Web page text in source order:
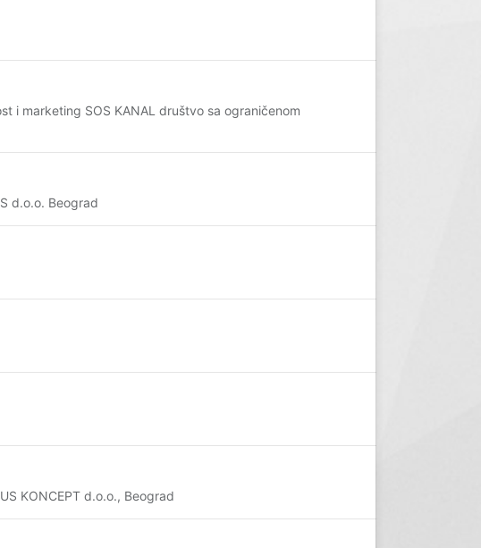
i marketing SOS KANAL društvo sa ograničenom
d.o.o. Beograd
KONCEPT d.o.o., Beograd